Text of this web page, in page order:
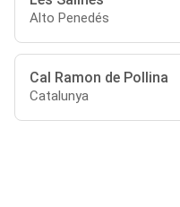
Alto Penedés
Cal Ramon de Pollina
Catalunya